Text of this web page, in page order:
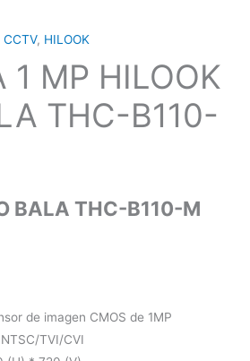
CCTV, HILOOK
1 MP HILOOK
THC-B110-
BALA THC-B110-M
de imagen CMOS de 1MP
TVI/CVI